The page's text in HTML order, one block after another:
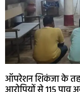
ऑपरेशन शिकंजा के तहत